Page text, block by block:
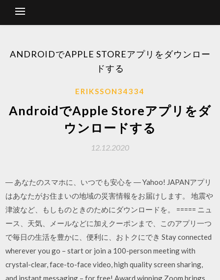
ANDROIDでAPPLE STOREアプリをダウンロー
ドする
ERIKSSON34334
AndroidでApple Storeアプリをダ
ウンロードする
12.12.2020
‎― あなたのスマホに、いつでも安心を ― Yahoo! JAPANアプリ
はあなたがお住まいの地域の災害情報をお届けします。 地震や
津波など、もしものときのためにダウンロードを。 ===== ニュ
ース、天気、メールなどに加えクーポンまで、このアプリ一つ
で毎日の生活を豊かに、便利に、おトクにでき Stay connected
wherever you go – start or join a 100-person meeting with
crystal-clear, face-to-face video, high quality screen sharing,
and instant messaging – for free! Award winning Zoom brings